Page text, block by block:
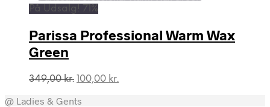
På Udsalg! 71%
Parissa Professional Warm Wax
Green
349,00kr. Den
pris
100,00 kr.
@ Ladies & Gents